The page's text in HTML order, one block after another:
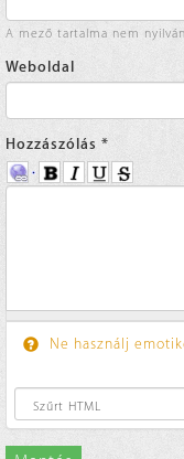
A mező tartalma nem
Weboldal
Hozzászólás *
Ne használj